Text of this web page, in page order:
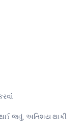
જવું, અતિશય થાકી